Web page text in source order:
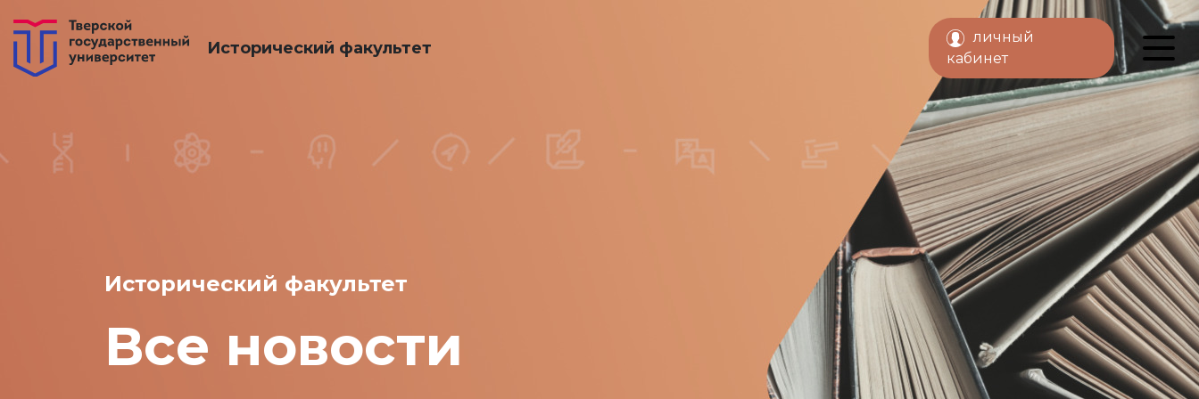
Исторический факультет
личный
кабинет
Исторический факультет
Все новости